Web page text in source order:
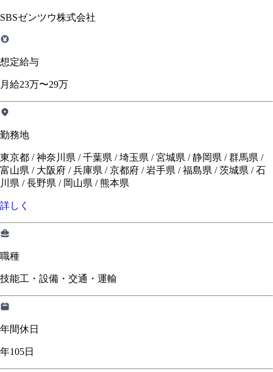
SBSゼンツウ株式会社
想定給与
月給23万〜29万
勤務地
東京都 / 神奈川県 / 千葉県 / 埼玉県 / 宮城県 / 静岡県 / 群馬県 /
富山県 / 大阪府 / 兵庫県 / 京都府 / 岩手県 / 福島県 / 茨城県 / 石
川県 / 長野県 / 岡山県 / 熊本県
詳しく
職種
技能工・設備・交通・運輸
年間休日
年105日